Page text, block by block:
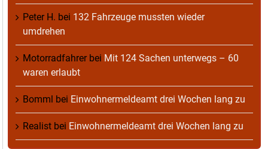
Peter H. bei 132 Fahrzeuge mussten wieder
umdrehen
Motorradfahrerbei Mit 124 Sachen unterwegs – 60
waren erlaubt
Bomml bei Einwohnermeldeamt drei Wochen lang zu
Realist bei Einwohnermeldeamt drei Wochen lang zu